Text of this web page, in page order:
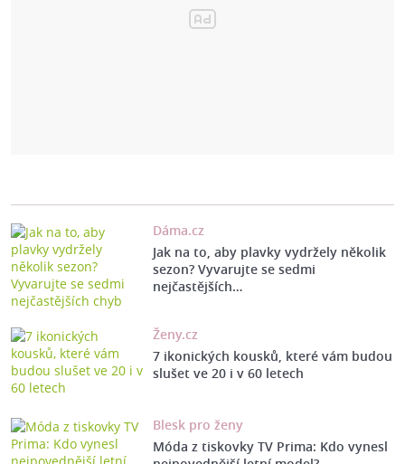
Dáma.cz
Jak na to, aby plavky vydržely několik
sezon? Vyvarujte se sedmi
nejčastějších…
Ženy.cz
7 ikonických kousků, které vám budou
slušet ve 20 i v 60 letech
Blesk pro ženy
Móda z tiskovky TV Prima: Kdo vynesl